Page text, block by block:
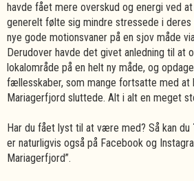
havde fået mere overskud og energi ved
generelt følte sig mindre stressede i deres
nye gode motionsvaner på en sjov måde
Derudover havde det givet anledning til at
lokalområde på en helt ny måde, og
fællesskaber, som mange fortsatte med at
Mariagerfjord sluttede. Alt i alt en meget
Har du fået lyst til at være med? Så kan du
er naturligvis også på Facebook og
Mariagerfjord”.